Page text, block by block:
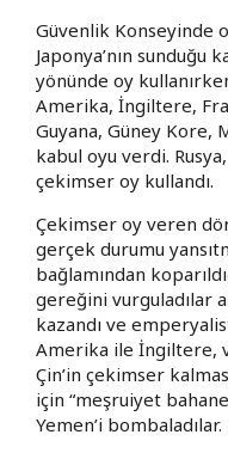
Güvenlik Konseyinde
Japonya’nın sunduğu
yönünde oy
Amerika, İngiltere,
Guyana, Güney Kore,
kabul oyu verdi.
çekimser oy kullandı.
Çekimser oy veren
gerçek durumu
bağlamından
gereğini vurguladılar
kazandı ve
Amerika ile İngiltere,
Çin’in çekimser
için “meşruiyet
Yemen’i bombaladılar.